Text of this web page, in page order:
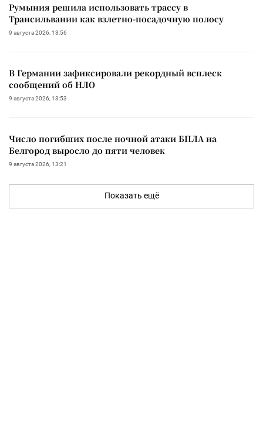
Румыния решила использовать трассу в
Трансильвании как взлетно-посадочную полосу
9 августа 2026, 13:56
В Германии зафиксировали рекордный всплеск
сообщений об НЛО
9 августа 2026, 13:53
Число погибших после ночной атаки БПЛА на
Белгород выросло до пяти человек
9 августа 2026, 13:21
Показать ещё